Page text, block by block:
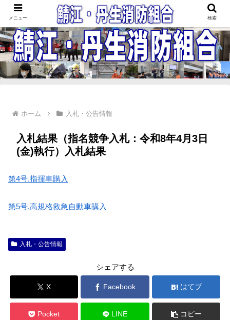
鯖江・丹生消防組合
ホーム 入札・公告情報
入札結果（指名競争入札：令和8年4月3日
(金)執行）入札結果
第4号.指揮車購入
第5号.高規格救急自動車購入
入札・公告情報
シェアする
X Facebook はてブ
Pocket LINE コピー
メニュー 検索